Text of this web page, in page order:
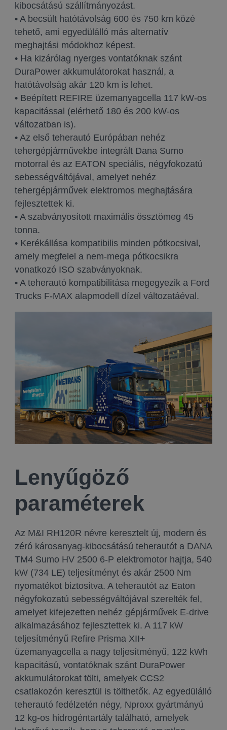
kibocsátású szállítmányozást.
• A becsült hatótávolság 600 és 750 km közé
tehető, ami egyedülálló más alternatív
meghajtási módokhoz képest.
• Ha kizárólag nyerges vontatóknak szánt
DuraPower akkumulátorokat használ, a
hatótávolság akár 120 km is lehet.
• Beépített REFIRE üzemanyagcella 117 kW-os
kapacitással (elérhető 180 és 200 kW-os
változatban is).
• Az első teherautó Európában nehéz
tehergépjárművekbe integrált Dana Sumo
motorral és az EATON speciális, négyfokozatú
sebességváltójával, amelyet nehéz
tehergépjárművek elektromos meghajtására
fejlesztettek ki.
• A szabványosított maximális össztömeg 45
tonna.
• Kerékállása kompatibilis minden pótkocsival,
amely megfelel a nem-mega pótkocsikra
vonatkozó ISO szabványoknak.
• A teherautó kompatibilitása megegyezik a Ford
Trucks F-MAX alapmodell dízel változatáéval.
Lenyűgöző
paraméterek
Az M&I RH120R névre keresztelt új, modern és
zéró károsanyag-kibocsátású teherautót a DANA
TM4 Sumo HV 2500 6-P elektromotor hajtja, 540
kW (734 LE) teljesítményt és akár 2500 Nm
nyomatékot biztosítva. A teherautót az Eaton
négyfokozatú sebességváltójával szerelték fel,
amelyet kifejezetten nehéz gépjárművek E-drive
alkalmazásához fejlesztettek ki. A 117 kW
teljesítményű Refire Prisma XII+
üzemanyagcella a nagy teljesítményű, 122 kWh
kapacitású, vontatóknak szánt DuraPower
akkumulátorokat tölti, amelyek CCS2
csatlakozón keresztül is tölthetők. Az egyedülálló
teherautó fedélzetén négy, Nproxx gyártmányú
12 kg-os hidrogéntartály található, amelyek